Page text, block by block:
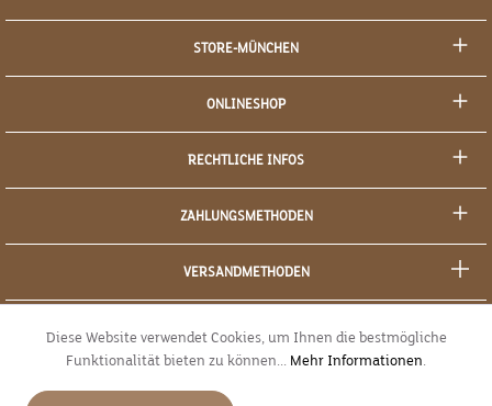
STORE-MÜNCHEN
ONLINESHOP
RECHTLICHE INFOS
ZAHLUNGSMETHODEN
VERSANDMETHODEN
Diese Website verwendet Cookies, um Ihnen die bestmögliche
Funktionalität bieten zu können... Mehr Informationen.